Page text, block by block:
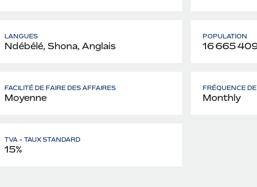
LANGUES
Ndébélé, Shona, Anglais
POPULATION
16 665
FACILITÉ DE FAIRE DES AFFAIRES
Moyenne
FRÉQUENCE
Monthly
TVA - TAUX STANDARD
15%